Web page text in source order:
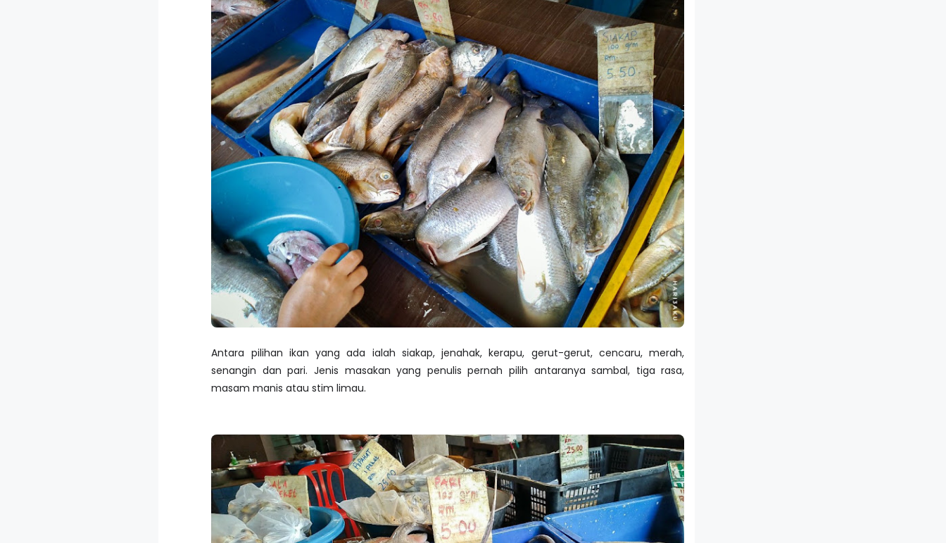
Antara pilihan ikan yang ada ialah siakap, jenahak, kerapu, gerut-gerut, cencaru, merah,
senangin dan pari. Jenis masakan yang penulis pernah pilih antaranya sambal, tiga rasa,
masam manis atau stim limau.